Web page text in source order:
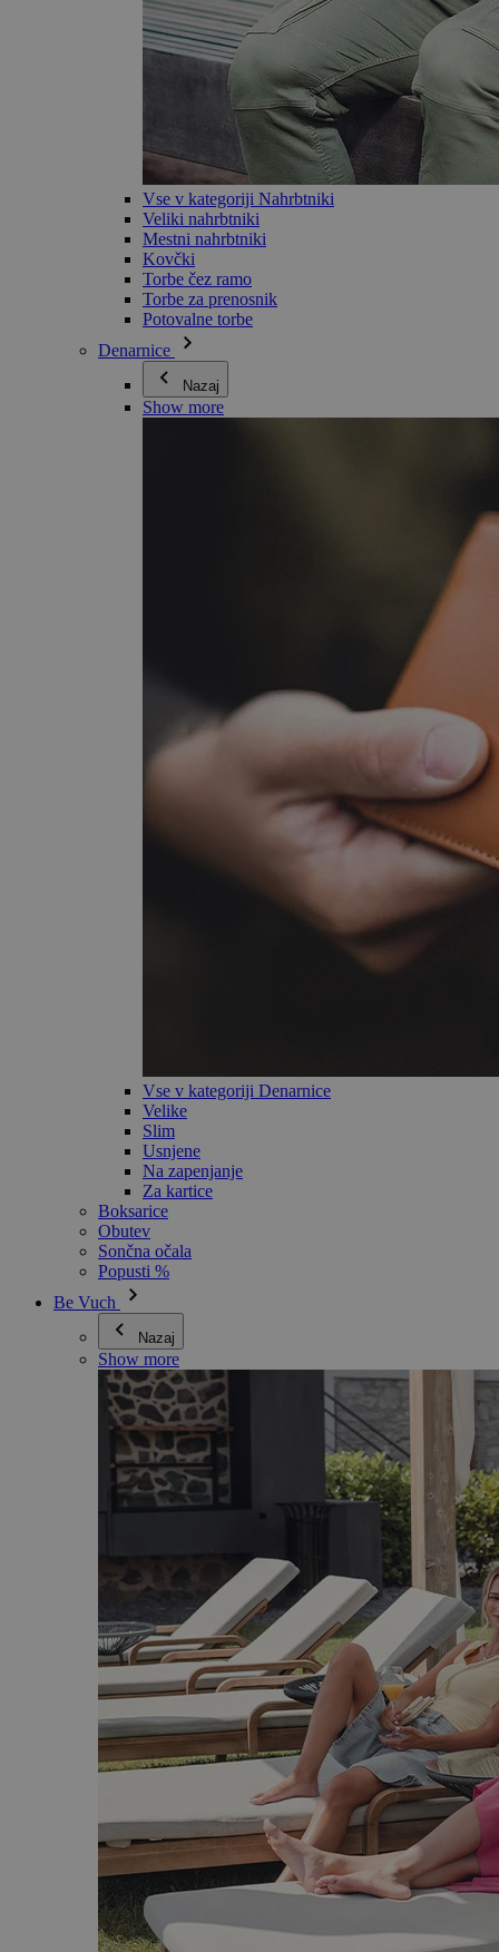
Vse v kategoriji Nahrbtniki
Veliki nahrbtniki
Mestni nahrbtniki
Kovčki
Torbe čez ramo
Torbe za prenosnik
Potovalne torbe
Denarnice
Nazaj
Show more
Vse v kategoriji Denarnice
Velike
Slim
Usnjene
Na zapenjanje
Za kartice
Boksarice
Obutev
Sončna očala
Popusti %
Be Vuch
Nazaj
Show more